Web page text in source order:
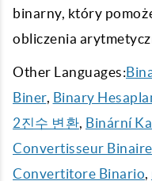
binarny, który
obliczenia
Other Languages:
Biner, Binary
2진수 변환 Binární
Convertisseur Binaire
Convertitore Binario